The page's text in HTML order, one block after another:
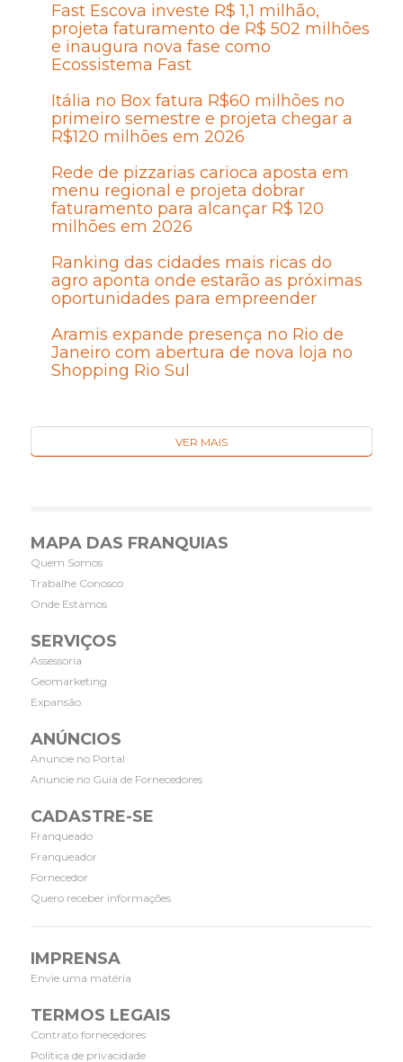
Fast Escova investe R$ 1,1 milhão,
projeta faturamento de R$ 502 milhões
e inaugura nova fase como
Ecossistema Fast
Itália no Box fatura R$60 milhões no
primeiro semestre e projeta chegar a
R$120 milhões em 2026
Rede de pizzarias carioca aposta em
menu regional e projeta dobrar
faturamento para alcançar R$ 120
milhões em 2026
Ranking das cidades mais ricas do
agro aponta onde estarão as próximas
oportunidades para empreender
Aramis expande presença no Rio de
Janeiro com abertura de nova loja no
Shopping Rio Sul
VER MAIS
MAPA DAS FRANQUIAS
Quem Somos
Trabalhe Conosco
Onde Estamos
SERVIÇOS
Assessoria
Geomarketing
Expansão
ANÚNCIOS
Anuncie no Portal
Anuncie no Guia de Fornecedores
CADASTRE-SE
Franqueado
Franqueador
Fornecedor
Quero receber informações
IMPRENSA
Envie uma matéria
TERMOS LEGAIS
Contrato fornecedores
Política de privacidade